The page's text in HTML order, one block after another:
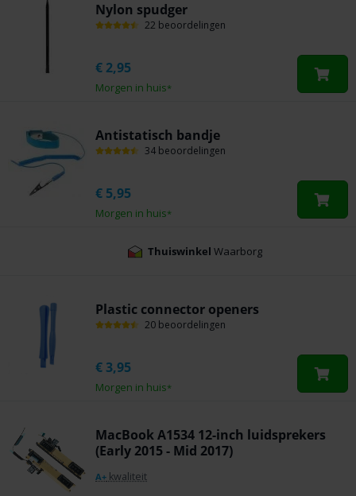
Nylon spudger
22 beoordelingen
Morgen in huis*
€ 2,95
Antistatisch bandje
34 beoordelingen
Morgen in huis*
€ 5,95
Plastic connector openers
20 beoordelingen
Morgen in huis*
€3,95
MacBook A1534 12-inch luidsprekers
(Early 2015 - Mid 2017)
A+ kwaliteit
ThuiswinkelWaarborg